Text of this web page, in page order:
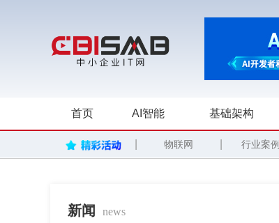
首页 AI智能 基础架构
物联网 行业案例
新闻 news